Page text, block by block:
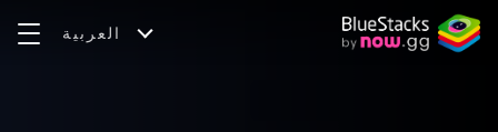
العربية